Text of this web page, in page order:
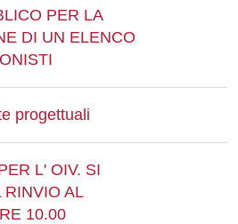
PER LA
DI UN ELENCO
progettuali
L' OIV. SI
RINVIO AL
10.00